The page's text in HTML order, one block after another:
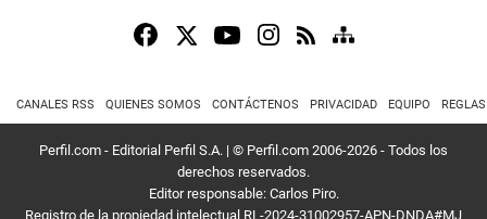
CANALES RSS QUIENES SOMOS CONTÁCTENOS PRIVACIDAD EQUIPO
Perfil.com - Editorial Perfil S.A. | © Perfil.com 2006-2026 - Todos los
derechos reservados.
Editor responsable: Carlos Piro.
Registro de la propiedad intelectual RL-2024-31002957-APN-DNDA#MJ